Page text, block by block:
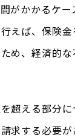
がかかるケー
えば、保険
め、経済的
超える部分
求する必要が